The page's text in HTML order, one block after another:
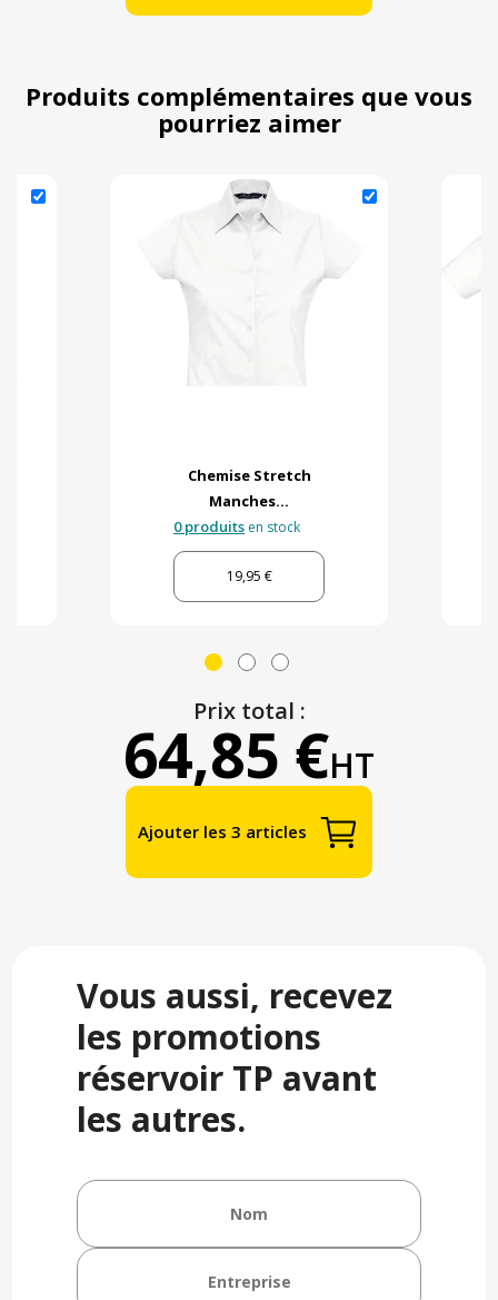
Produits complémentaires que vous
pourriez aimer
Chemise Stretch
Manches...
0 produits en stock
19,95 €
Prix total :
64,85 €HT
Ajouter les 3 articles
Vous aussi, recevez
les promotions
réservoir TP avant
les autres.